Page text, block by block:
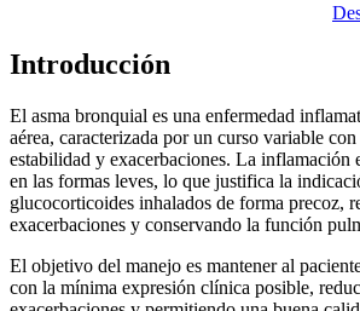
Introducción
El asma bronquial es una enfermedad
aérea, caracterizada por un curso variable
estabilidad y exacerbaciones. La inflamación
en las formas leves, lo que justifica la
glucocorticoides inhalados de forma precoz,
exacerbaciones y conservando la función
El objetivo del manejo es mantener al
con la mínima expresión clínica posible,